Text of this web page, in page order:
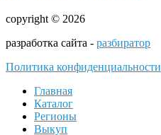
copyright © 2026
разработка сайта - разбиратор
Политика конфиденциальности
Главная
Каталог
Регионы
Выкуп